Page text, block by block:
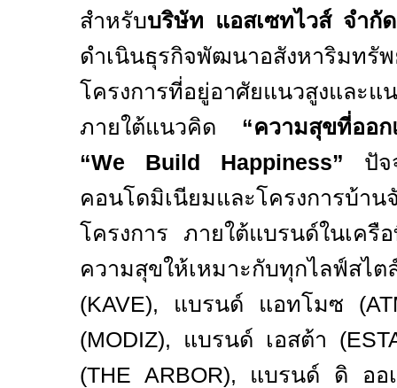
สำหรับบริษัท แอสเซทไวส์ จำกั
ดำเนินธุรกิจพัฒนาอสังหาริ
โครงการที่อยู่อาศัยแนวสูงและแ
ภายใต้แนวคิด “ความสุขที่ออ
“We Build Happiness”
ปั
คอนโดมิเนียมและโครงการบ้
โครงการ ภายใต้แบรนด์ในเครื
ความสุขให้เหมาะกับทุกไลฟ์ส
(KAVE), แบรนด์ แอทโมซ (
(MODIZ), แบรนด์ เอสต้า (
(THE ARBOR), แบรนด์ ดิ ออ